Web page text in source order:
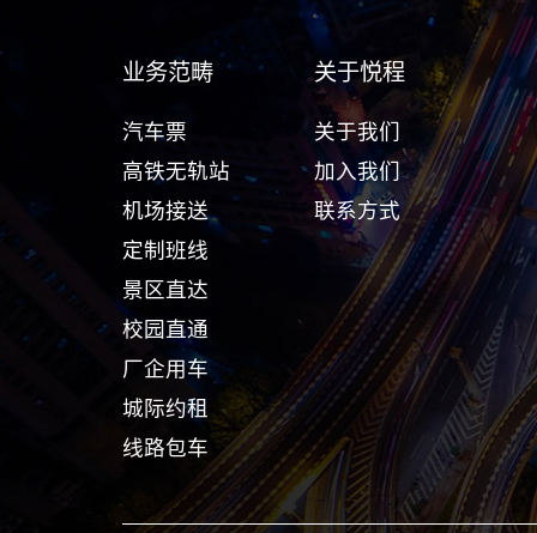
业务范畴
汽车票
高铁无轨站
机场接送
定制班线
景区直达
校园直通
厂企用车
城际约租
线路包车
关于悦程
关于我们
加入我们
联系方式